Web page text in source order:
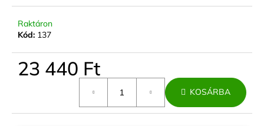
Raktáron
Kód: 137
23 440 Ft
KOSÁRBA